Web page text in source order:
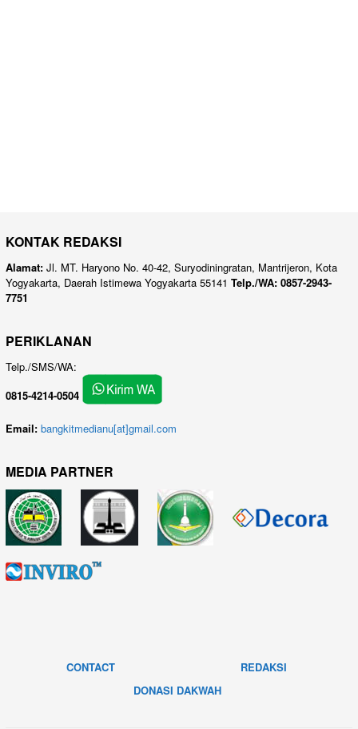
KONTAK REDAKSI
Alamat: Jl. MT. Haryono No. 40-42, Suryodiningratan, Mantrijeron, Kota
Yogyakarta, Daerah Istimewa Yogyakarta 55141 Telp./WA: 0857-2943-
7751
PERIKLANAN
Telp./SMS/WA:
0815-4214-0504
Email: bangkitmedianu[at]gmail.com
MEDIA PARTNER
CONTACT
REDAKSI
DONASI DAKWAH